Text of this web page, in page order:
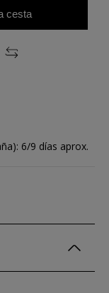
cesta
6/9 días aprox.